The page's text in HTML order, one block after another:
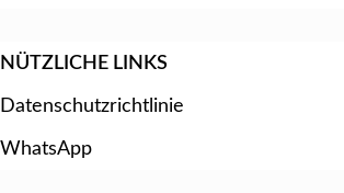
NÜTZLICHE LINKS
Datenschutzrichtlinie
WhatsApp